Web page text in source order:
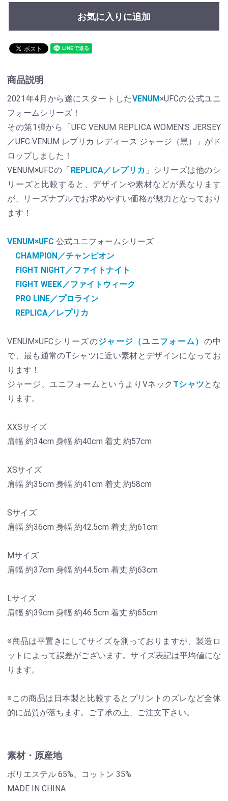
お気に入りに追加
商品説明
2021年4月から遂にスタートしたVENUM ×UFCの公式ユニ
フォームシリーズ！
その第1弾から「UFC VENUM REPLICA WOMEN'S JERSEY
／UFC VENUM レプリカ レディース ジャージ（黒）」がド
ロップしました！
VENUM×UFCの「 REPLICA／レプリカ 」シリーズは他のシ
リーズと比較すると、デザインや素材などが異なります
が、リーズナブルでお求めやすい価格が魅力となっており
ます！
VENUM×UFC 公式ユニフォームシリーズ
CHAMPION／チャンピオン
FIGHT NIGHT／ファイトナイト
FIGHT WEEK／ファイトウィーク
PRO LINE／プロライン
REPLICA／レプリカ
VENUM×UFCシリーズのジャージ（ユニフォーム） の中
で、最も通常のTシャツに近い素材とデザインになってお
ります！
ジャージ、ユニフォームというよりVネック Tシャツとな
ります。
XXSサイズ
肩幅 約34cm 身幅 約40cm 着丈 約57cm
XSサイズ
肩幅 約35cm 身幅 約41cm 着丈 約58cm
Sサイズ
肩幅 約36cm 身幅 約42.5cm 着丈 約61cm
Mサイズ
肩幅 約37cm 身幅 約44.5cm 着丈 約63cm
Lサイズ
肩幅 約39cm 身幅 約46.5cm 着丈 約65cm
※商品は平置きにしてサイズを測っておりますが、製造ロ
ットによって誤差がございます。サイズ表記は平均値にな
ります。
※この商品は日本製と比較するとプリントのズレなど全体
的に品質が落ちます。ご了承の上、ご注文下さい。
素材・原産地
ポリエステル 65%、コットン 35%
MADE IN CHINA